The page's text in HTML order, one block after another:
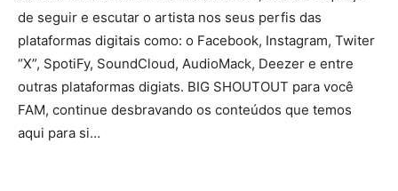
de seguir e escutar o artista nos seus perfis das
plataformas digitais como: o Facebook, Instagram, Twiter
“X”, SpotiFy, SoundCloud, AudioMack, Deezer e entre
outras plataformas digiats. BIG SHOUTOUT para você
FAM, continue desbravando os conteúdos que temos
aqui para si…